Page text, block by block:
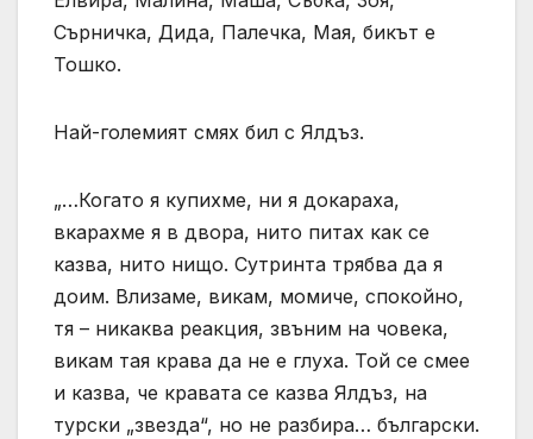
Сърничка, Дида, Палечка, Мая, бикът е
Тошко.
Най-големият смях бил с Ялдъз.
„…Когато я купихме, ни я докараха,
вкарахме я в двора, нито питах как се
казва, нито нищо. Сутринта трябва да я
доим. Влизаме, викам, момиче, спокойно,
тя – никаква реакция, звъним на човека,
викам тая крава да не е глуха. Той се смее
и казва, че кравата се казва Ялдъз, на
турски „звезда“, но не разбира… български.